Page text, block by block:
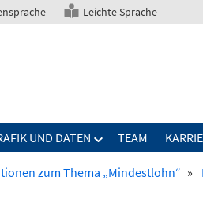
Leichte Sprache
UND DATEN TEAM
zum Thema „Mindestlohn“ »